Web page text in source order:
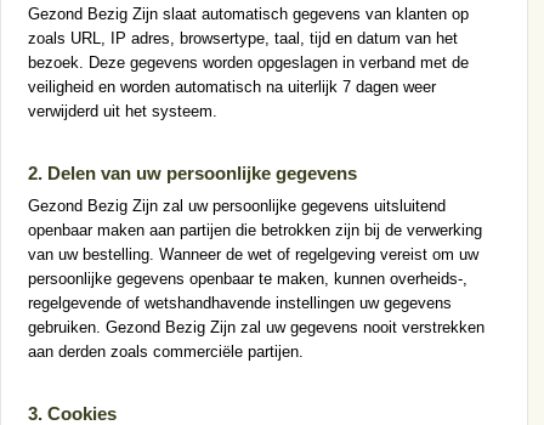
Gezond Bezig Zijn slaat automatisch gegevens van klanten op
zoals URL, IP adres, browsertype, taal, tijd en datum van het
bezoek. Deze gegevens worden opgeslagen in verband met de
veiligheid en worden automatisch na uiterlijk 7 dagen weer
verwijderd uit het systeem.
2. Delen van uw persoonlijke gegevens
Gezond Bezig Zijn zal uw persoonlijke gegevens uitsluitend
openbaar maken aan partijen die betrokken zijn bij de verwerking
van uw bestelling. Wanneer de wet of regelgeving vereist om uw
persoonlijke gegevens openbaar te maken, kunnen overheids-,
regelgevende of wetshandhavende instellingen uw gegevens
gebruiken. Gezond Bezig Zijn zal uw gegevens nooit verstrekken
aan derden zoals commerciële partijen.
3. Cookies